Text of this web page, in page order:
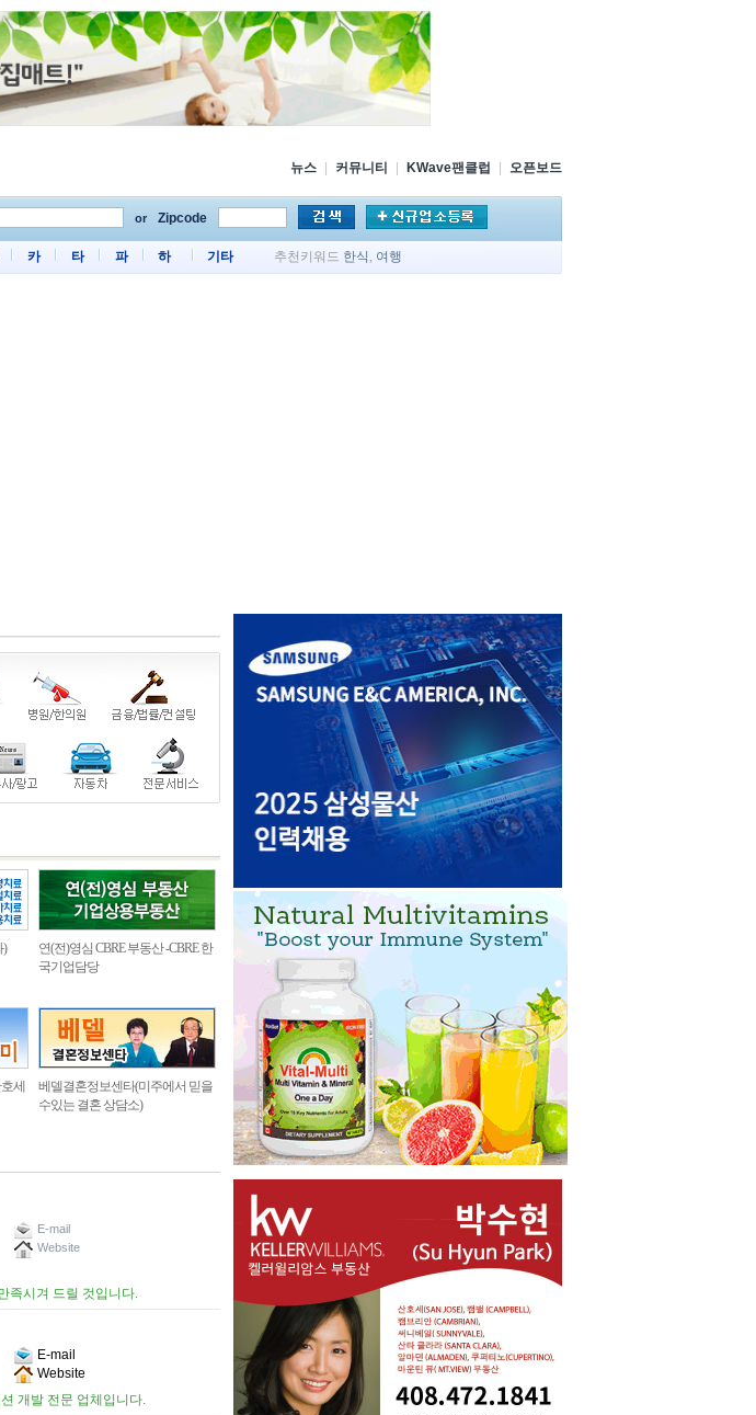
뉴스 커뮤니티 KWave팬클럽 오픈보드
or Zipcode
카 타 파 하 기타 추천키워드 한식 , 여행
)
연(전)영심 CBRE 부동산 -CBRE 한
국기업담당
세
베델결혼정보센타(미주에서 믿을
수있는 결혼 상담소)
E-mail
Website
족시겨 드릴 것입니다.
E-mail
Website
개발 전문 업체입니다.